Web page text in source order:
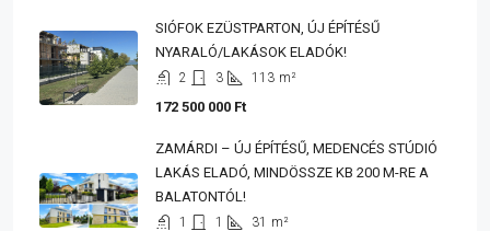
SIÓFOK EZÜSTPARTON, ÚJ ÉPÍTÉSŰ
NYARALÓ/LAKÁSOK ELADÓK!
2 3 113 m²
172 500 000 Ft
ZAMÁRDI – ÚJ ÉPÍTÉSŰ, MEDENCÉS STÚDIÓ
LAKÁS ELADÓ, MINDÖSSZE KB 200 M-RE A
BALATONTÓL!
1 1 31 m²